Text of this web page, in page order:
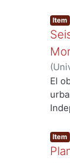
Item
(
de
El
es
Item